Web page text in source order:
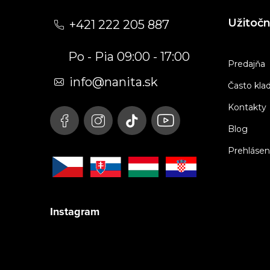
+421 222 205 887
Po - Pia 09:00 - 17:00
info@nanita.sk
Predajňa
Často
Kontakty
Blog
Instagram